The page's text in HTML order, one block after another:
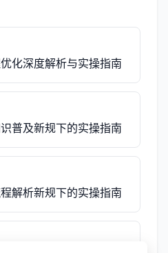
化深度解析与实操指南
普及新规下的实操指南
解析新规下的实操指南